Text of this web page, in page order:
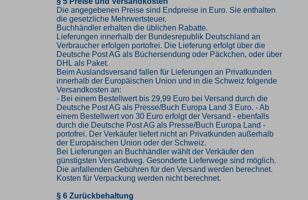
Die angegebenen Preise sind Endpreise in Euro. Sie enthalten
die gesetzliche Mehrwertsteuer.
Buchhändler erhalten die üblichen Rabatte.
Lieferungen innerhalb der Bundesrepublik Deutschland an
Verbraucher erfolgen portofrei. Die Lieferung erfolgt über die
Deutsche Post AG als Büchersendung oder Päckchen, oder über
DHL als Paket.
Beim Auslandsversand fallen für Lieferungen an Privatkunden
innerhalb der Europäischen Union und in die Schweiz folgende
Versandkosten an:
- Bei einem Bestellwert bis 29,99 Euro bei Versand durch die
Deutsche Post AG als Presse/Buch Europa Land 3 Euro. - Ab
einem Bestellwert von 30 Euro erfolgt der Versand - ebenfalls
durch die Deutsche Post AG als Presse/Buch Europa Land -
portofrei. Der Verkäufer liefert nicht an Privatkunden außerhalb
der Europäischen Union oder der Schweiz.
Bei Lieferungen an Buchhändler wählt der Verkäufer den
günstigsten Versandweg. Gesonderte Lieferwege sind möglich.
Die anfallenden Gebühren für den Versand werden berechnet.
Kosten für Verpackung werden nicht berechnet.
§ 6 Zurückbehaltung